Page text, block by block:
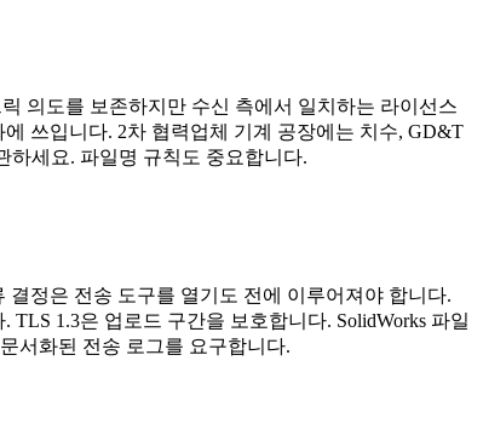
의도를 보존하지만 수신 측에서 일치하는 라이선스
쓰입니다. 2차 협력업체 기계 공장에는 치수, GD&T
하세요. 파일명 규칙도 중요합니다.
정은 전송 도구를 열기도 전에 이루어져야 합니다.
1.3은 업로드 구간을 보호합니다. SolidWorks 파일
서화된 전송 로그를 요구합니다.